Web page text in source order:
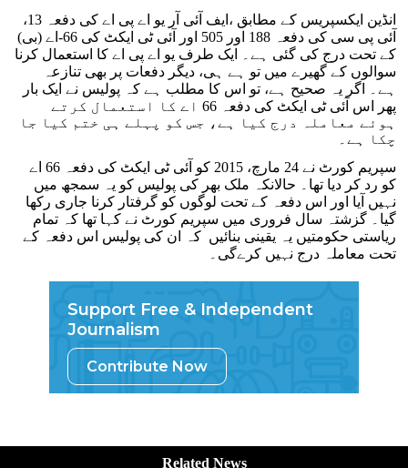
انڈین ایکسپریس کے مطابق ،ایف آئی آر یو اے پی اے کی دفعہ 13،
آئی پی سی کی دفعہ 188 اور 505 اور آئی ٹی ایکٹ کی 66-اے (بی)
کے تحت درج کی گئی ہے۔ ایک طرف یو اے پی اے کا استعمال کرنا
سوالوں کے گھیرے میں تو ہے ہی، دیگر دفعات پر بھی تنازعہ
ہے۔ اگر یہ صحیح ہے، تو اس کا مطلب ہے کہ پولیس نے ایک بار
پھر اس آئی ٹی ایکٹ کی دفعہ 66 اے کا استعمال کرتے
ہوئے معاملہ درج کیا ہے، جس کو پہلے ہی ختم کیا جا
چکا ہے۔
سپریم کورٹ نے 24 مارچ، 2015 کو آئی ٹی ایکٹ کی دفعہ 66 اے
کو رد کر دیا تھا۔ حالانکہ ملک بھر کی پولیس کو یہ سمجھ میں
نہیں آیا اور اس دفعہ کے تحت لوگوں کو گرفتار کرنا جاری رکھا
گیا۔ گزشتہ سال فروری میں سپریم کورٹ نے کہا تھا کہ تمام
ریاستی حکومتیں یہ یقینی بنائیں کہ ان کی پولیس اس دفعہ کے
تحت معاملہ درج نہیں کرے‌گی۔
Support Free & Independent
Journalism
Contribute Now
Related News